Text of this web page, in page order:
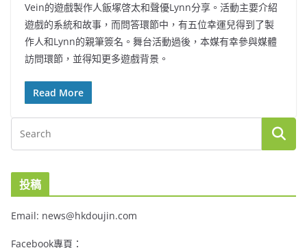
Vein的遊戲製作人飯塚啓太和聲優Lynn分享。活動主要介紹
遊戲的系統和故事，而問答環節中，有五位幸運兒得到了製
作人和Lynn的親筆簽名。舞台活動過後，本媒有幸參與媒體
訪問環節，並得知更多遊戲背景。
Read More
投稿
Email: news@hkdoujin.com
Facebook專頁：